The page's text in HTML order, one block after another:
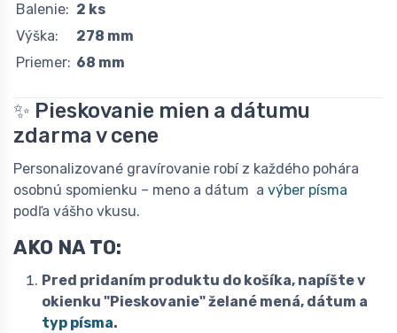
Balenie: 2 ks
Výška:
278 mm
Priemer: 68 mm
✨ Pieskovanie mien a dátumu
zdarma v cene
Personalizované gravírovanie robí z každého pohára
osobnú spomienku – meno a dátum a výber písma
podľa vášho vkusu.
AKO NA TO:
Pred pridaním produktu do košíka, napíšte v
okienku "Pieskovanie" želané mená, dátum a
typ písma.